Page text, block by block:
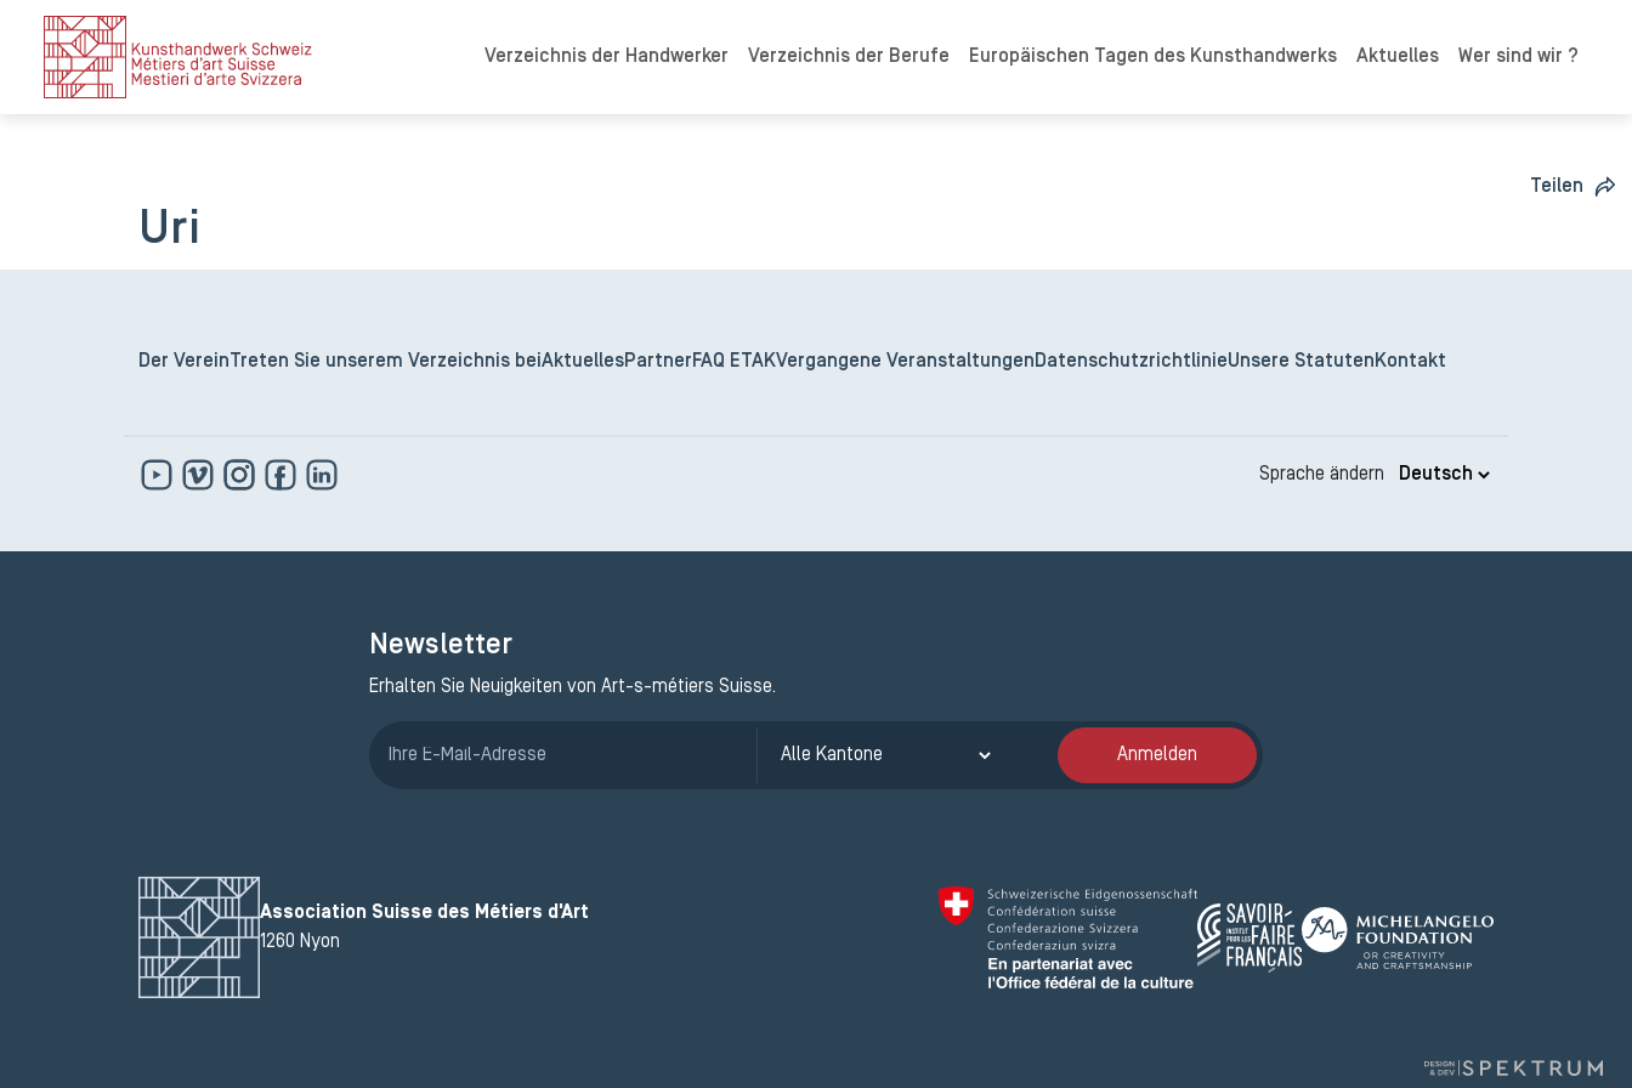
Verzeichnis der Handwerker Verzeichnis der Berufe Europäischen Tagen des Kunsthandwerks Aktuelles Wer sind wir ?
Teilen
Uri
Der Verein Treten Sie unserem Verzeichnis bei AktuellesPartner FAQ ETAKVergangene Veranstaltungen DatenschutzrichtlinieUnsere Statuten Kontakt
Sprache ändern
Newsletter
Erhalten Sie Neuigkeiten von Art-s-métiers Suisse.
Anmelden
Association Suisse des Métiers d'Art
1260 Nyon